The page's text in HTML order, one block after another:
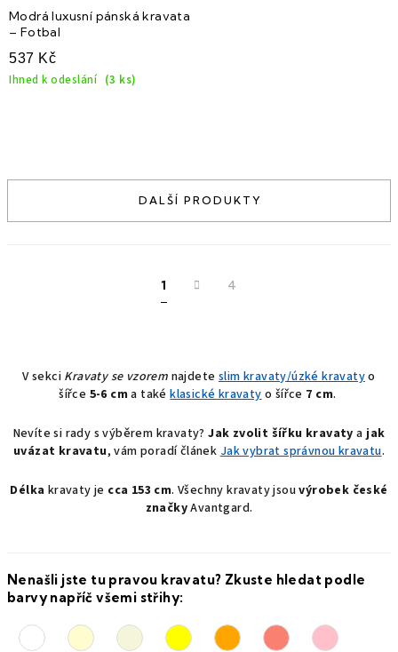
Modrá luxusní pánská kravata
– Fotbal
537 Kč
Ihned k odeslání (3 ks)
l
c
í
r
v
y
v
i
t
o
v
á
í
1 4
V sekci Kravaty se vzorem najdete slim kravaty/úzké kravatyo
šířce 5-6 cm a také klasické kravatyo šířce 7 cm.
Nevíte si rady s výběrem kravaty? Jak zvolit šířku kravaty a jak
uvázat kravatu, vám poradí článekJak vybrat správnou kravatu.
Délka kravaty je cca 153 cm. Všechny kravaty jsouvýrobek české
značkyAvantgard.
Nenašli jste tu pravou kravatu? Zkuste hledat podle
barvy napříč všemi střihy: